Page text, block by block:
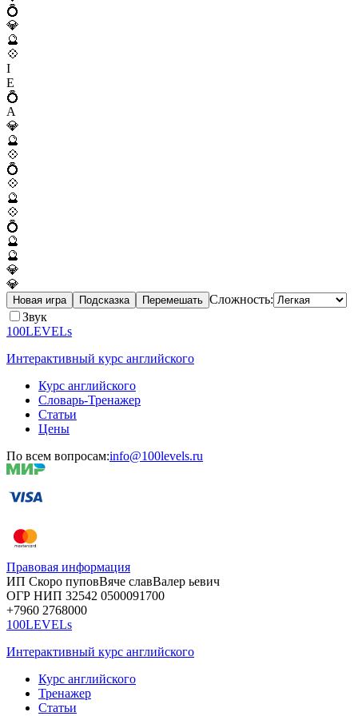
💍
💎
🔮
💠
I
E
💍
A
💎
🔮
💠
💍
💠
🔮
💠
💍
🔮
🔮
💎
💎
Новая игра Подсказка Перемешать Сложность:
Звук
100LEVELs
Интерактивный курс английского
Курс английского
Словарь-Тренажер
Статьи
Цены
По всем вопросам:info@100levels.ru
Правовая информация
ИП Скоро пуповВяче славВалер ьевич
ОГР НИП 32542 0500091700
+7960 2768000
100LEVELs
Интерактивный курс английского
Курс английского
Тренажер
Статьи